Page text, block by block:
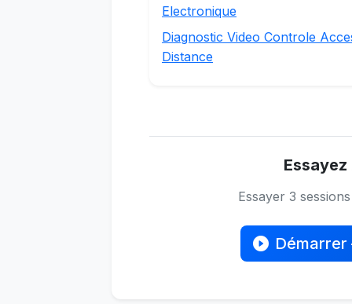
Electronique
Diagnostic Video Controle
Distance
Essayer 3